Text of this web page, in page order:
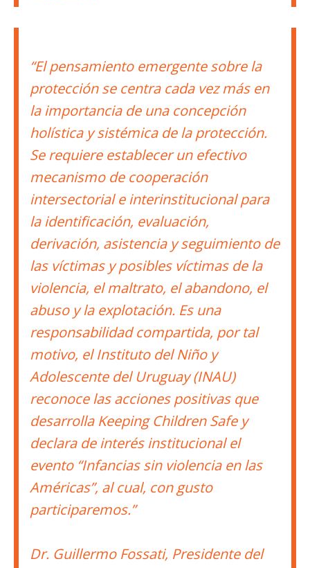
“El pensamiento emergente sobre la
protección se centra cada vez más en
la importancia de una concepción
holística y sistémica de la protección.
Se requiere establecer un efectivo
mecanismo de cooperación
intersectorial e interinstitucional para
la identificación, evaluación,
derivación, asistencia y seguimiento de
las víctimas y posibles víctimas de la
violencia, el maltrato, el abandono, el
abuso y la explotación. Es una
responsabilidad compartida, por tal
motivo, el Instituto del Niño y
Adolescente del Uruguay (INAU)
reconoce las acciones positivas que
desarrolla Keeping Children Safe y
declara de interés institucional el
evento “Infancias sin violencia en las
Américas”, al cual, con gusto
participaremos.”
Dr. Guillermo Fossati, Presidente del